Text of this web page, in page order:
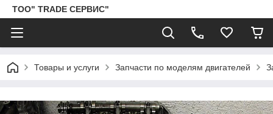
ТОО" TRADE СЕРВИС"
Товары и услуги Запчасти по моделям двигателей